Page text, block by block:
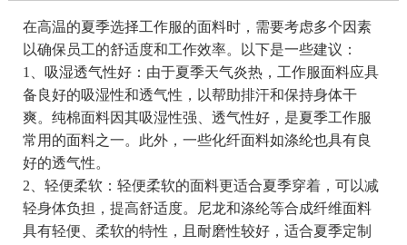
在高温的夏季选择工作服的面料时，需要考虑多个因素
以确保员工的舒适度和工作效率。以下是一些建议：
1、吸湿透气性好：由于夏季天气炎热，工作服面料应具
备良好的吸湿性和透气性，以帮助排汗和保持身体干
爽。纯棉面料因其吸湿性强、透气性好，是夏季工作服
常用的面料之一。此外，一些化纤面料如涤纶也具有良
好的透气性。
2、轻便柔软：轻便柔软的面料更适合夏季穿着，可以减
轻身体负担，提高舒适度。尼龙和涤纶等合成纤维面料
具有轻便、柔软的特性，且耐磨性较好，适合夏季定制